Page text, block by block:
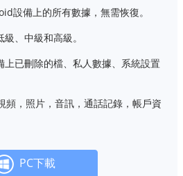
設備上的所有數據，無需恢復。
、中級和高級。
已刪除的檔、私人數據、系統設置
頻，照片，音訊，通話記錄，帳戶資
PC下載